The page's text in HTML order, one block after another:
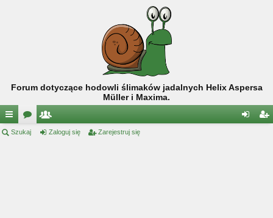
Forum dotyczące hodowli ślimaków jadalnych Helix Aspersa
Müller i Maxima.
ię or ży
Szukaj Zaloguj się Zarejestruj się